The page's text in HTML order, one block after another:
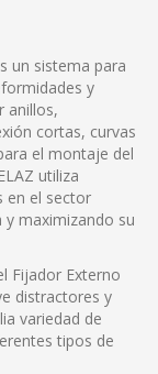
un sistema para
y
anillos,
cortas, curvas
el montaje del
utiliza
en el sector
y maximizando su
Fijador Externo
distractores y
variedad de
tipos de